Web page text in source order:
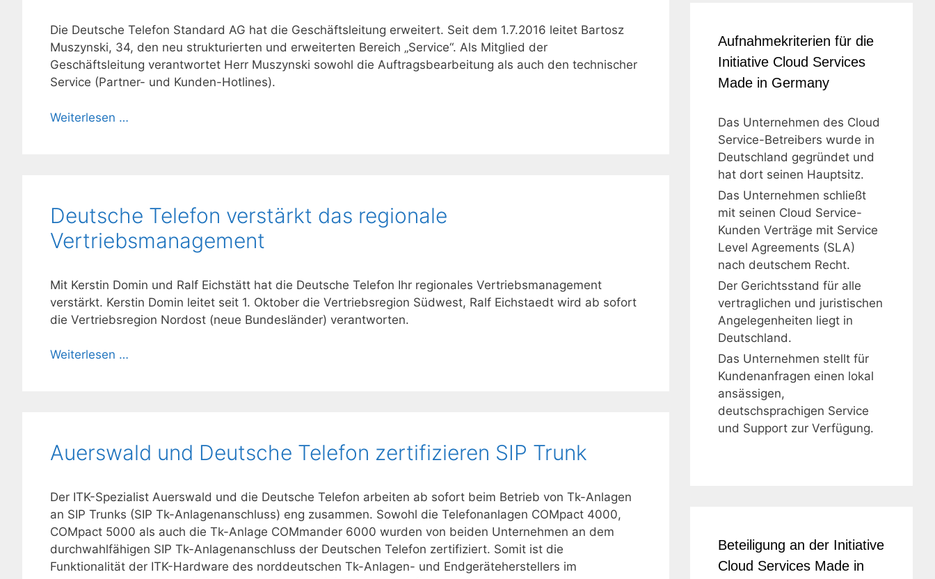
Die Deutsche Telefon Standard AG hat die Geschäftsleitung erweitert. Seit dem 1.7.2016 leitet Bartosz
Muszynski, 34, den neu strukturierten und erweiterten Bereich „Service“. Als Mitglied der
Geschäftsleitung verantwortet Herr Muszynski sowohl die Auftragsbearbeitung als auch den technischer
Service (Partner- und Kunden-Hotlines).
Weiterlesen …
Deutsche Telefon verstärkt das regionale
Vertriebsmanagement
Mit Kerstin Domin und Ralf Eichstätt hat die Deutsche Telefon Ihr regionales Vertriebsmanagement
verstärkt. Kerstin Domin leitet seit 1. Oktober die Vertriebsregion Südwest, Ralf Eichstaedt wird ab sofort
die Vertriebsregion Nordost (neue Bundesländer) verantworten.
Weiterlesen …
Auerswald und Deutsche Telefon zertifizieren SIP Trunk
Der ITK-Spezialist Auerswald und die Deutsche Telefon arbeiten ab sofort beim Betrieb von Tk-Anlagen
an SIP Trunks (SIP Tk-Anlagenanschluss) eng zusammen. Sowohl die Telefonanlagen COMpact 4000,
COMpact 5000 als auch die Tk-Anlage COMmander 6000 wurden von beiden Unternehmen an dem
durchwahlfähigen SIP Tk-Anlagenanschluss der Deutschen Telefon zertifiziert. Somit ist die
Funktionalität der ITK-Hardware des norddeutschen Tk-Anlagen- und Endgeräteherstellers im
Aufnahmekriterien für die
Initiative Cloud Services
Made in Germany
Das Unternehmen des Cloud
Service-Betreibers wurde in
Deutschland gegründet und
hat dort seinen Hauptsitz.
Das Unternehmen schließt
mit seinen Cloud Service-
Kunden Verträge mit Service
Level Agreements (SLA)
nach deutschem Recht.
Der Gerichtsstand für alle
vertraglichen und juristischen
Angelegenheiten liegt in
Deutschland.
Das Unternehmen stellt für
Kundenanfragen einen lokal
ansässigen,
deutschsprachigen Service
und Support zur Verfügung.
Beteiligung an der Initiative
Cloud Services Made in